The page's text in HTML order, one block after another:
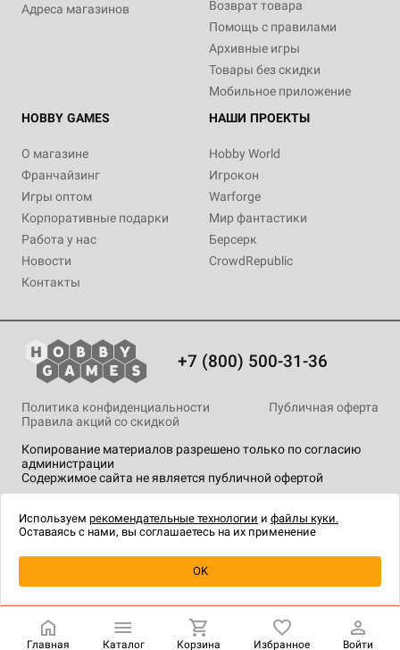
Купить
Адреса магазинов
Возврат товара
Помощь с правилами
Архивные игры
Товары без скидки
Мобильное приложение
HOBBY GAMES
О магазине
Франчайзинг
Игры оптом
Корпоративные подарки
Работа у нас
Новости
Контакты
НАШИ ПРОЕКТЫ
Hobby World
Игрокон
Warforge
Мир фантастики
Берсерк
CrowdRepublic
+7 (800) 500-31-36
Копирование материалов разрешено только по согласию
администрации
Содержимое сайта не является публичной офертой
Политика конфиденциальности
Публичная оферта
Правила акций со скидкой
технологии.
Главная Каталог Корзина Избранное Войти
Используем рекомендательные технологии и файлы куки.
Оставаясь с нами, вы соглашаетесь на их применение
OK